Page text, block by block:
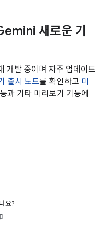
새로운 기
개발 중이며 자주 업데이트
출시 노트를 확인하고 미
과 기타 미리보기 기능에
요?